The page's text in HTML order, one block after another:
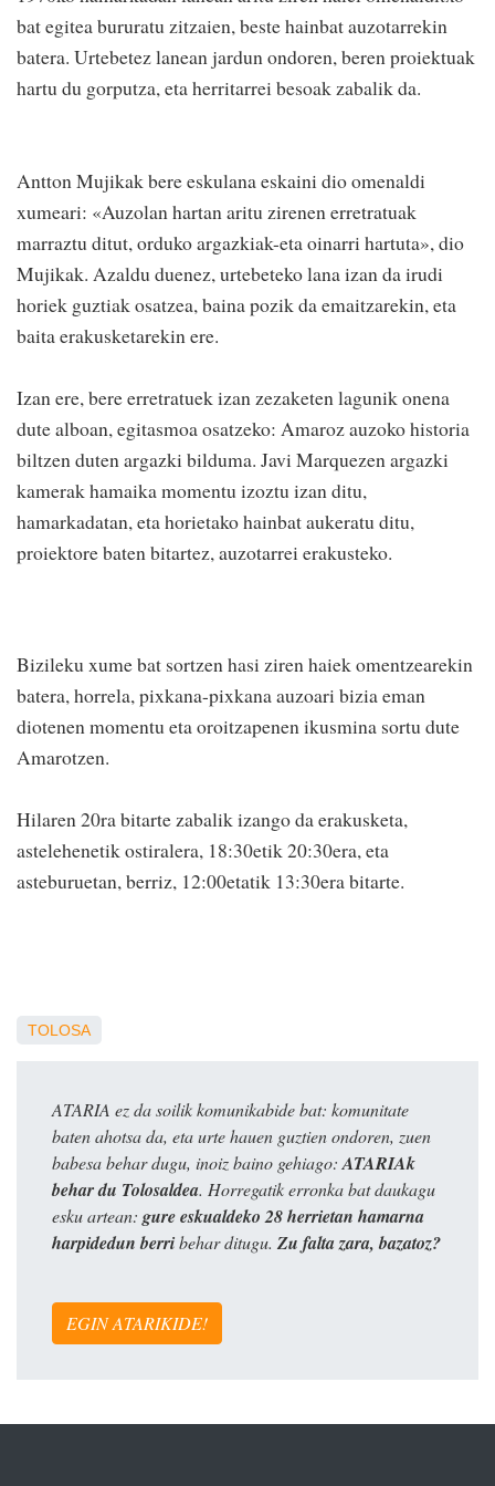
bat egitea bururatu zitzaien, beste hainbat auzotarrekin
batera. Urtebetez lanean jardun ondoren, beren proiektuak
hartu du gorputza, eta herritarrei besoak zabalik da.
Antton Mujikak bere eskulana eskaini dio omenaldi
xumeari: «Auzolan hartan aritu zirenen erretratuak
marraztu ditut, orduko argazkiak-eta oinarri hartuta», dio
Mujikak. Azaldu duenez, urtebeteko lana izan da irudi
horiek guztiak osatzea, baina pozik da emaitzarekin, eta
baita erakusketarekin ere.
Izan ere, bere erretratuek izan zezaketen lagunik onena
dute alboan, egitasmoa osatzeko: Amaroz auzoko historia
biltzen duten argazki bilduma. Javi Marquezen argazki
kamerak hamaika momentu izoztu izan ditu,
hamarkadatan, eta horietako hainbat aukeratu ditu,
proiektore baten bitartez, auzotarrei erakusteko.
Bizileku xume bat sortzen hasi ziren haiek omentzearekin
batera, horrela, pixkana-pixkana auzoari bizia eman
diotenen momentu eta oroitzapenen ikusmina sortu dute
Amarotzen.
Hilaren 20ra bitarte zabalik izango da erakusketa,
astelehenetik ostiralera, 18:30etik 20:30era, eta
asteburuetan, berriz, 12:00etatik 13:30era bitarte.
TOLOSA
ATARIA ez da soilik komunikabide bat: komunitate
baten ahotsa da, eta urte hauen guztien ondoren, zuen
babesa behar dugu, inoiz baino gehiago: ATARIAk
behar du Tolosaldea. Horregatik erronka bat daukagu
esku artean: gure eskualdeko 28 herrietan hamarna
harpidedun berribehar ditugu. Zu falta zara, bazatoz?
EGIN ATARIKIDE!